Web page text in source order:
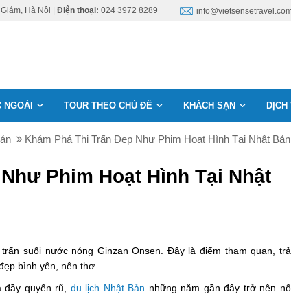
Hà Nội | Điện thoại: 024 3972 8289
TOUR THEO CHỦ ĐỀ KHÁCH SẠN DỊCH
Khám Phá Thị Trấn Đẹp Như Phim Hoạt Hình Tại Nhật Bản
Phim Hoạt Hình Tại Nhật
suối nước nóng Ginzan Onsen. Đây là điểm tham quan,
bình yên, nên thơ.
quyến rũ, du lịch Nhật Bản những năm gần đây trở nên